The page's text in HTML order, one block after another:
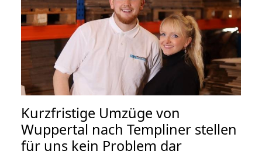
Kurzfristige Umzüge von
Wuppertal nach Templiner stellen
für uns kein Problem dar